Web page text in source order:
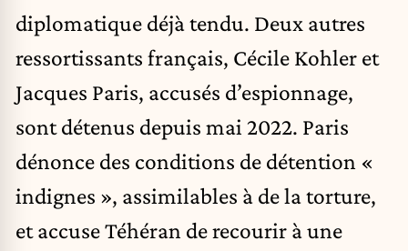
diplomatique déjà tendu. Deux autres
ressortissants français, Cécile Kohler et
Jacques Paris, accusés d’espionnage,
sont détenus depuis mai 2022. Paris
dénonce des conditions de détention «
indignes », assimilables à de la torture,
et accuse Téhéran de recourir à une